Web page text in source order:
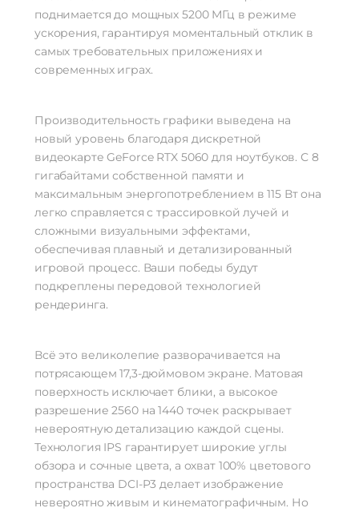
поднимается до мощных 5200 МГц в режиме
ускорения, гарантируя моментальный отклик в
самых требовательных приложениях и
современных играх.
Производительность графики выведена на
новый уровень благодаря дискретной
видеокарте GeForce RTX 5060 для ноутбуков. С 8
гигабайтами собственной памяти и
максимальным энергопотреблением в 115 Вт она
легко справляется с трассировкой лучей и
сложными визуальными эффектами,
обеспечивая плавный и детализированный
игровой процесс. Ваши победы будут
подкреплены передовой технологией
рендеринга.
Всё это великолепие разворачивается на
потрясающем 17,3-дюймовом экране. Матовая
поверхность исключает блики, а высокое
разрешение 2560 на 1440 точек раскрывает
невероятную детализацию каждой сцены.
Технология IPS гарантирует широкие углы
обзора и сочные цвета, а охват 100% цветового
пространства DCI-P3 делает изображение
невероятно живым и кинематографичным. Но